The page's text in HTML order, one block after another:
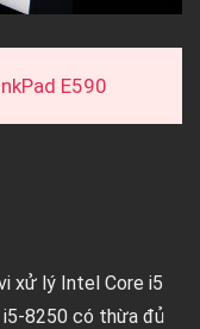
E590
xử lý Intel Core i5
i5-8250 có thừa đủ